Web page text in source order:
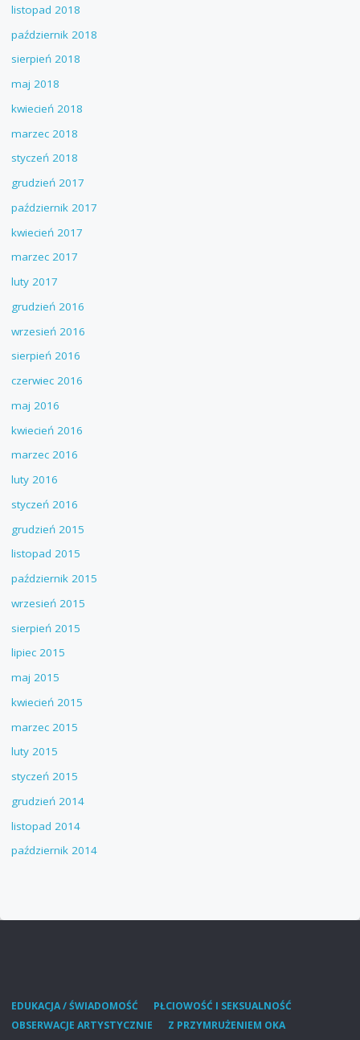
listopad 2018
październik 2018
sierpień 2018
maj 2018
kwiecień 2018
marzec 2018
styczeń 2018
grudzień 2017
październik 2017
kwiecień 2017
marzec 2017
luty 2017
grudzień 2016
wrzesień 2016
sierpień 2016
czerwiec 2016
maj 2016
kwiecień 2016
marzec 2016
luty 2016
styczeń 2016
grudzień 2015
listopad 2015
październik 2015
wrzesień 2015
sierpień 2015
lipiec 2015
maj 2015
kwiecień 2015
marzec 2015
luty 2015
styczeń 2015
grudzień 2014
listopad 2014
październik 2014
EDUKACJA / ŚWIADOMOŚĆ
PŁCIOWOŚĆ I SEKSUALNOŚĆ
OBSERWACJE ARTYSTYCZNIE
Z PRZYMRUŻENIEM OKA